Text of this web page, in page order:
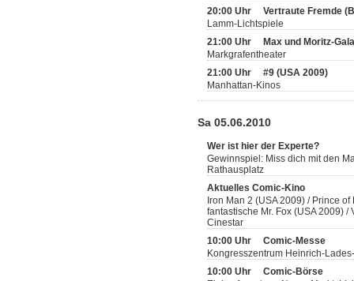
20:00 Uhr Vertraute Fremde
Lamm-Lichtspiele
21:00 Uhr
Max und Moritz-Gala
Markgrafentheater
21:00 Uhr #9 (USA 2009)
Manhattan-Kinos
Sa 05.06.2010
Wer ist hier der Experte?
Gewinnspiel: Miss dich mit den
Rathausplatz
Aktuelles Comic-Kino
Iron Man 2 (USA 2009) / Prince
fantastische Mr. Fox (USA 2009)
Cinestar
10:00 Uhr Comic-Messe
Kongresszentrum Heinrich-
10:00 Uhr Comic-Börse